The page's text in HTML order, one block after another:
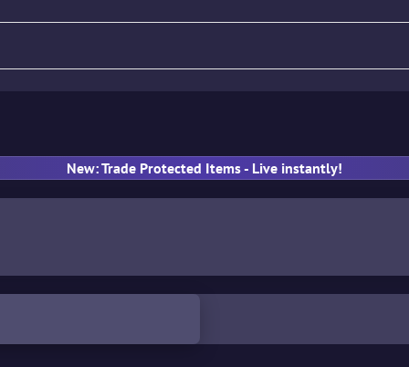
New: Trade Protected Items - Live instantly!